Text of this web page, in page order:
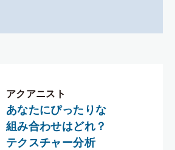
アクアニスト
あなたにぴったりな
組み合わせはどれ？
テクスチャー分析